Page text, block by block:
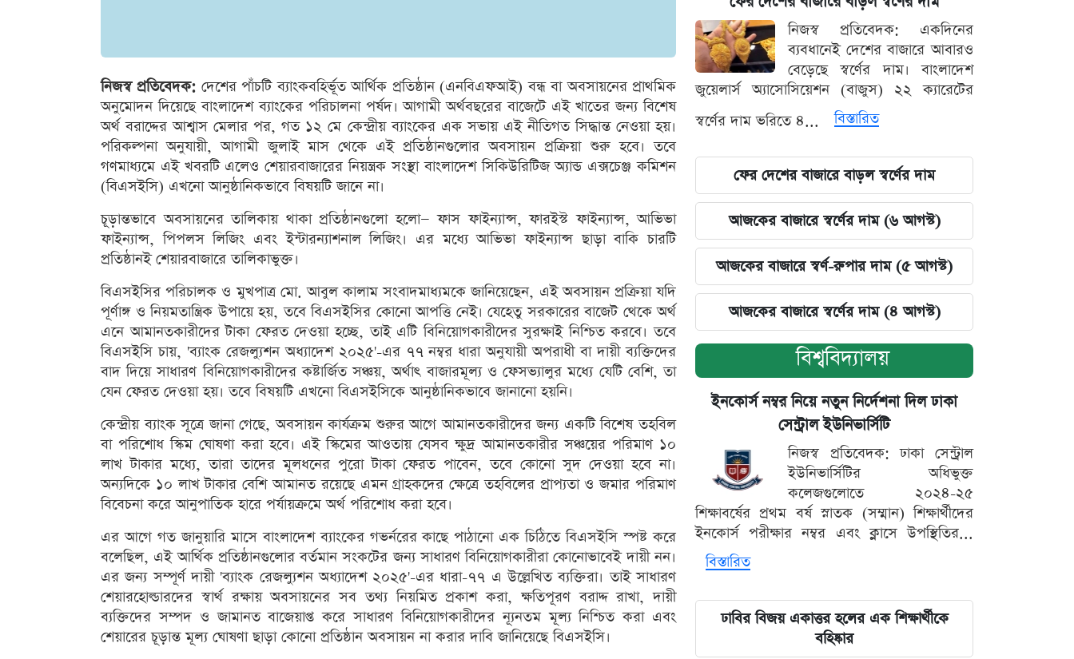
নিজস্ব প্রতিবেদক: দেশের পাঁচটি ব্যাংকবহির্ভূত আর্থিক প্রতিষ্ঠান (এনবিএফআই) বন্ধ বা অবসায়নের প্রাথমিক
অনুমোদন দিয়েছে বাংলাদেশ ব্যাংকের পরিচালনা পর্ষদ। আগামী অর্থবছরের বাজেটে এই খাতের জন্য বিশেষ
অর্থ বরাদ্দের আশ্বাস মেলার পর, গত ১২ মে কেন্দ্রীয় ব্যাংকের এক সভায় এই নীতিগত সিদ্ধান্ত নেওয়া হয়।
পরিকল্পনা অনুযায়ী, আগামী জুলাই মাস থেকে এই প্রতিষ্ঠানগুলোর অবসায়ন প্রক্রিয়া শুরু হবে। তবে
গণমাধ্যমে এই খবরটি এলেও শেয়ারবাজারের নিয়ন্ত্রক সংস্থা বাংলাদেশ সিকিউরিটিজ অ্যান্ড এক্সচেঞ্জ কমিশন
(বিএসইসি) এখনো আনুষ্ঠানিকভাবে বিষয়টি জানে না।
চূড়ান্তভাবে অবসায়নের তালিকায় থাকা প্রতিষ্ঠানগুলো হলো— ফাস ফাইন্যান্স, ফারইস্ট ফাইন্যান্স, আভিভা
ফাইন্যান্স, পিপলস লিজিং এবং ইন্টারন্যাশনাল লিজিং। এর মধ্যে আভিভা ফাইন্যান্স ছাড়া বাকি চারটি
প্রতিষ্ঠানই শেয়ারবাজারে তালিকাভুক্ত।
বিএসইসির পরিচালক ও মুখপাত্র মো. আবুল কালাম সংবাদমাধ্যমকে জানিয়েছেন, এই অবসায়ন প্রক্রিয়া যদি
পূর্ণাঙ্গ ও নিয়মতান্ত্রিক উপায়ে হয়, তবে বিএসইসির কোনো আপত্তি নেই। যেহেতু সরকারের বাজেট থেকে অর্থ
এনে আমানতকারীদের টাকা ফেরত দেওয়া হচ্ছে, তাই এটি বিনিয়োগকারীদের সুরক্ষাই নিশ্চিত করবে। তবে
বিএসইসি চায়, 'ব্যাংক রেজল্যুশন অধ্যাদেশ ২০২৫'-এর ৭৭ নম্বর ধারা অনুযায়ী অপরাধী বা দায়ী ব্যক্তিদের
বাদ দিয়ে সাধারণ বিনিয়োগকারীদের কষ্টার্জিত সঞ্চয়, অর্থাৎ বাজারমূল্য ও ফেসভ্যালুর মধ্যে যেটি বেশি, তা
যেন ফেরত দেওয়া হয়। তবে বিষয়টি এখনো বিএসইসিকে আনুষ্ঠানিকভাবে জানানো হয়নি।
কেন্দ্রীয় ব্যাংক সূত্রে জানা গেছে, অবসায়ন কার্যক্রম শুরুর আগে আমানতকারীদের জন্য একটি বিশেষ তহবিল
বা পরিশোধ স্কিম ঘোষণা করা হবে। এই স্কিমের আওতায় যেসব ক্ষুদ্র আমানতকারীর সঞ্চয়ের পরিমাণ ১০
লাখ টাকার মধ্যে, তারা তাদের মূলধনের পুরো টাকা ফেরত পাবেন, তবে কোনো সুদ দেওয়া হবে না।
অন্যদিকে ১০ লাখ টাকার বেশি আমানত রয়েছে এমন গ্রাহকদের ক্ষেত্রে তহবিলের প্রাপ্যতা ও জমার পরিমাণ
বিবেচনা করে আনুপাতিক হারে পর্যায়ক্রমে অর্থ পরিশোধ করা হবে।
এর আগে গত জানুয়ারি মাসে বাংলাদেশ ব্যাংকের গভর্নরের কাছে পাঠানো এক চিঠিতে বিএসইসি স্পষ্ট করে
বলেছিল, এই আর্থিক প্রতিষ্ঠানগুলোর বর্তমান সংকটের জন্য সাধারণ বিনিয়োগকারীরা কোনোভাবেই দায়ী নন।
এর জন্য সম্পূর্ণ দায়ী 'ব্যাংক রেজল্যুশন অধ্যাদেশ ২০২৫'-এর ধারা-৭৭ এ উল্লেখিত ব্যক্তিরা। তাই সাধারণ
শেয়ারহোল্ডারদের স্বার্থ রক্ষায় অবসায়নের সব তথ্য নিয়মিত প্রকাশ করা, ক্ষতিপূরণ বরাদ্দ রাখা, দায়ী
ব্যক্তিদের সম্পদ ও জামানত বাজেয়াপ্ত করে সাধারণ বিনিয়োগকারীদের ন্যূনতম মূল্য নিশ্চিত করা এবং
শেয়ারের চূড়ান্ত মূল্য ঘোষণা ছাড়া কোনো প্রতিষ্ঠান অবসায়ন না করার দাবি জানিয়েছে বিএসইসি।
নিজস্ব প্রতিবেদক: একদিনের
ব্যবধানেই দেশের বাজারে আবারও
বেড়েছে স্বর্ণের দাম। বাংলাদেশ
জুয়েলার্স অ্যাসোসিয়েশন (বাজুস) ২২ ক্যারেটের
স্বর্ণের দাম ভরিতে ৪...
বিস্তারিত
ফের দেশের বাজারে বাড়ল স্বর্ণের দাম
আজকের বাজারে স্বর্ণের দাম (৬ আগস্ট)
আজকের বাজারে স্বর্ণ-রুপার দাম (৫ আগস্ট)
আজকের বাজারে স্বর্ণের দাম (৪ আগস্ট)
বিশ্ববিদ্যালয়
ইনকোর্স নম্বর নিয়ে নতুন নির্দেশনা দিল ঢাকা
সেন্ট্রাল ইউনিভার্সিটি
নিজস্ব প্রতিবেদক: ঢাকা সেন্ট্রাল
ইউনিভার্সিটির অধিভুক্ত
কলেজগুলোতে ২০২৪-২৫
শিক্ষাবর্ষের প্রথম বর্ষ স্নাতক (সম্মান) শিক্ষার্থীদের
ইনকোর্স পরীক্ষার নম্বর এবং ক্লাসে উপস্থিতির...
বিস্তারিত
ঢাবির বিজয় একাত্তর হলের এক শিক্ষার্থীকে
বহিষ্কার